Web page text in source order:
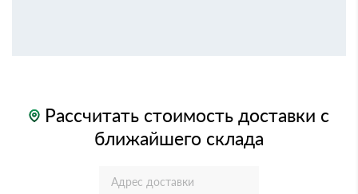
Рассчитать стоимость доставки с
ближайшего склада